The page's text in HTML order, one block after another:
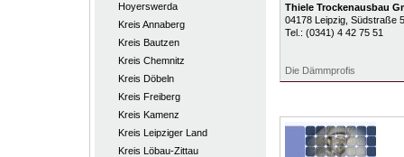
Hoyerswerda
Kreis Annaberg
Kreis Bautzen
Kreis Chemnitz
Kreis Döbeln
Kreis Freiberg
Kreis Kamenz
Kreis Leipziger Land
Kreis Löbau-Zittau
Thiele Trockenausbau
04178 Leipzig, Südstraße
Tel.: (0341) 4 42 75 51
Die Dämmprofis